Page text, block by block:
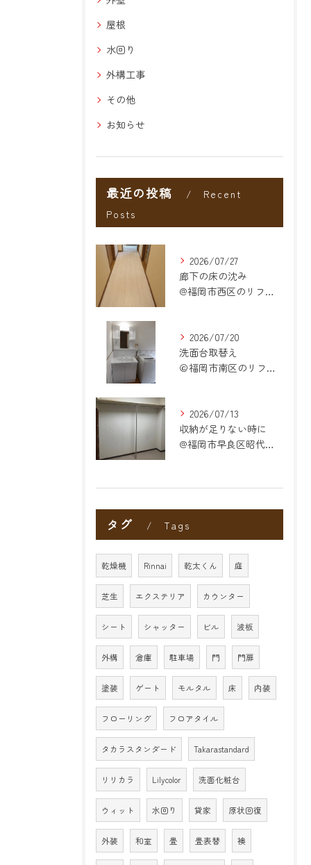
屋根
水回り
外構工事
その他
お知らせ
最近の投稿
Recent
Posts
2026/07/27
廊下の床の沈み
@福岡市西区のリフォーム
2026/07/20
洗面台取替え
＠福岡市南区のリフォーム
2026/07/13
収納が足りない時に
@福岡市早良区昭代のリフォーム
タグ Tags
乾燥機 Rinnai 乾太くん 庭
芝生 エクステリア カウンター
シート シャッター ビル 波板
外構 倉庫 駐車場 門 門扉
塗装 ゲート モルタル 床 内装
フローリング フロアタイル
タカラスタンダード Takarastandard
リリカラ Lilycolor 洗面化粧台
ウィット 水回り 貸家 原状回復
外装 和室 畳 畳表替 襖